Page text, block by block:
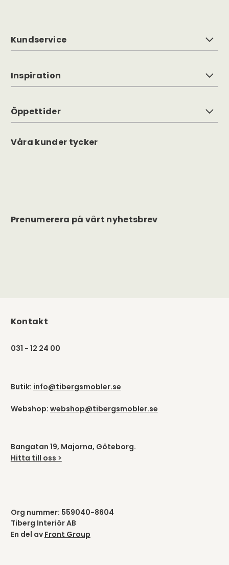
Kundservice
Inspiration
Öppettider
Våra kunder tycker
Prenumerera på vårt nyhetsbrev
Kontakt
031 - 12 24 00
Butik: info@tibergsmobler.se
Webshop: webshop@tibergsmobler.se
Bangatan 19, Majorna, Göteborg.
Hitta till oss >
Org nummer: 559040-8604
Tiberg Interiör AB
En del av Front Group